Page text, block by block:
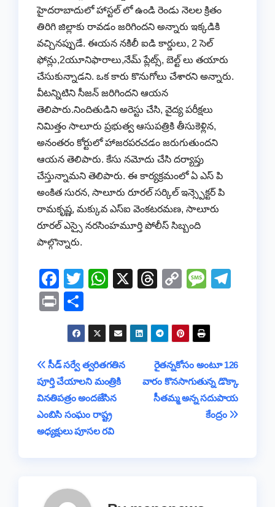
హైదరాబాదులో హాస్టల్ లో ఉండి రెండు నెలల క్రితం
తిరిగి జిల్లాకు రావడం జరిగిందని అన్నారు ఇక్కడికి
వచ్చినప్పుడే. ఈయన నకిలీ ఐడి కార్డులు, 2 సెల్
ఫోన్లు,2యూనిఫారాలు,నేమ్ ప్లేట్స్, బెల్ట్ లు తయారు
చేసుకున్నాడని. ఒక కారు కొనుగోలు చేశారని అన్నారు.
వీటన్నిటిని సీజన్ జరిగిందని ఆయన
తెలిపారు.నిందితుడిని అరెస్టు చేసి, వైద్య పరీక్షలు
నిమిత్తం సాలూరు ప్రభుత్వ ఆసుపత్రికి తీసుకెళ్లిన,
అనంతరం కోర్టులో హాజరపరచడం జరుగుతుందని
ఆయన తెలిపారు. కేసు నమోదు చేసి దర్యాప్తు
చేస్తున్నామని తెలిపారు. ఈ కార్యక్రమంలో ఏ ఎస్ పి
అంకిత సురన, సాలూరు రూరల్ సర్కిల్ ఇన్స్పెక్టర్ పి
రామకృష్ణ, మక్కువ ఎస్ఐ వెంకటరమణ, సాలూరు
రూరల్ ఎస్సై నరసింహమూర్తి పోలీస్ సిబ్బంది
పాల్గొన్నారు.
F
a
c
e
b
o
o
k
T
er
W
s
A
p
p
X
T
a
d
s
C
y
Li
n
k
M
a
g
e
a
m
Pr
in h
ar
e
Post
navigation
రైతన్నకోసం అంటూ 126
వారం కొనసాగుతున్న డొక్కా
సీతమ్మ అన్న సదుపాయ
కేంద్రం
సీడ్ సర్వే త్వరితగతిన
పూర్తి చేయాలని మంత్రికి
వినతిపత్రం అందజేసిన
ఎంబిసి సంఘం రాష్ట్ర
అధ్యక్షులు పూసల రవి